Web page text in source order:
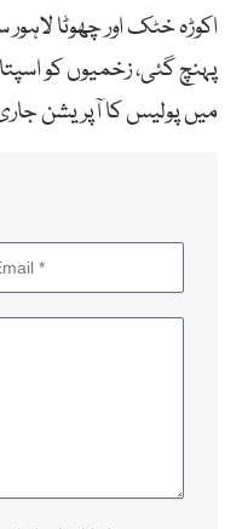
اکوڑہ خٹک اور چھوٹا
پہنچ گئی، زخمیوں کو
میں پولیس کا آپریشن